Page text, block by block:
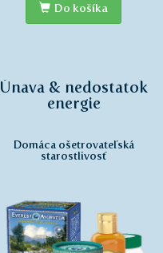
Do košíka
Únava & nedostatok
energie
Domáca ošetrovateľská
starostlivosť